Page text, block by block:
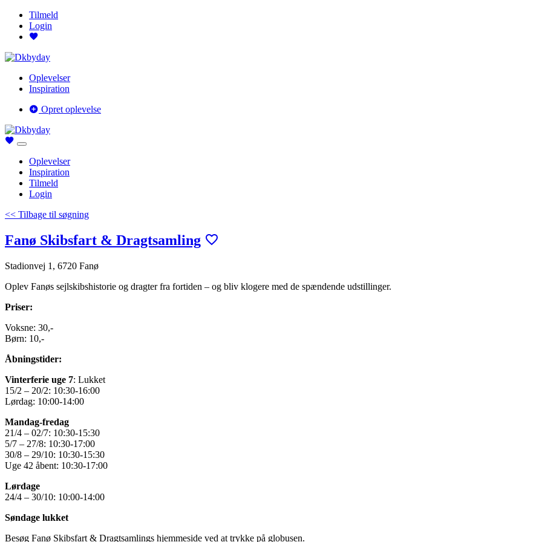
Tilmeld
Login
Oplevelser
Inspiration
Opret oplevelse
Oplevelser
Inspiration
Tilmeld
Login
<< Tilbage til søgning
Fanø Skibsfart & Dragtsamling
Stadionvej 1, 6720 Fanø
Oplev Fanøs sejlskibshistorie og dragter fra fortiden – og bliv klogere med de spændende udstillinger.
Priser:
Voksne: 30,-
Børn: 10,-
Åbningstider:
Vinterferie uge 7: Lukket
15/2 – 20/2: 10:30-16:00
Lørdag: 10:00-14:00
Mandag-fredag
21/4 – 02/7: 10:30-15:30
5/7 – 27/8: 10:30-17:00
30/8 – 29/10: 10:30-15:30
Uge 42 åbent: 10:30-17:00
Lørdage
24/4 – 30/10: 10:00-14:00
Søndage lukket
Besøg Fanø Skibsfart & Dragtsamlings hjemmeside ved at trykke på globusen.